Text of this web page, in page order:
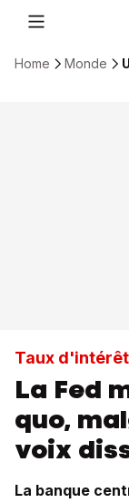
Home Monde
Taux
La Fed
quo,
voix
La banque